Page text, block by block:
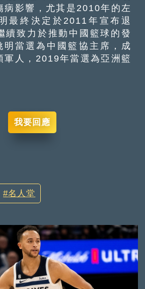
病影響，尤其是2010年的左
最終決定於2011年宣布退
續致力於推動中國籃球的發
當選為中國籃協主席，成
軍人，2019年當選為亞洲籃
我要回應
名人堂